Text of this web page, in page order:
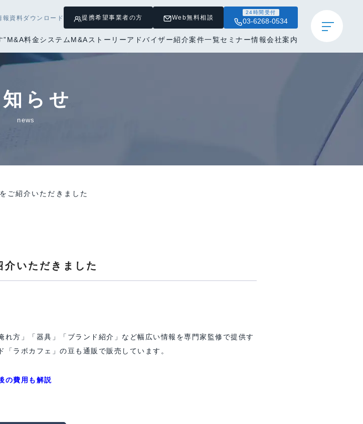
報 資料ダウンロード 提携希望事業者の方 Web無料相談
24時間受付
03-6268-0534
”M&A料金システム M&Aストーリーアドバイザー紹介案件一覧セミナー情報会社案内
らせ
news
ご紹介いただきました
介いただきました
方」「器具」「ブランド紹介」など幅広い情報を専門家監修で提供す
ラボカフェ」の豆も通販で販売しています。
の費用も解説